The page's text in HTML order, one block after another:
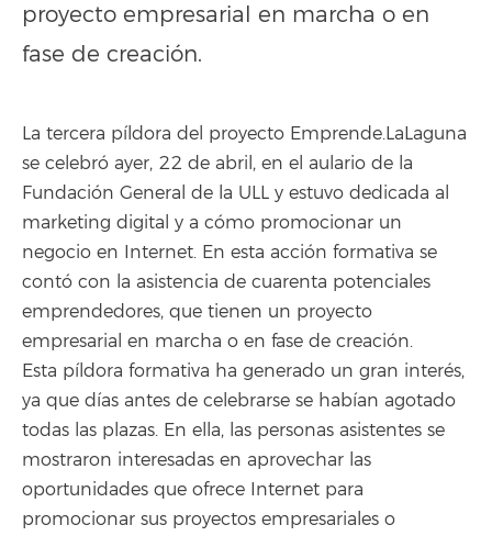
proyecto empresarial en marcha o en
fase de creación.
La tercera píldora del proyecto Emprende.LaLaguna
se celebró ayer, 22 de abril, en el aulario de la
Fundación General de la ULL y estuvo dedicada al
marketing digital y a cómo promocionar un
negocio en Internet. En esta acción formativa se
contó con la asistencia de cuarenta potenciales
emprendedores, que tienen un proyecto
empresarial en marcha o en fase de creación.
Esta píldora formativa ha generado un gran interés,
ya que días antes de celebrarse se habían agotado
todas las plazas. En ella, las personas asistentes se
mostraron interesadas en aprovechar las
oportunidades que ofrece Internet para
promocionar sus proyectos empresariales o